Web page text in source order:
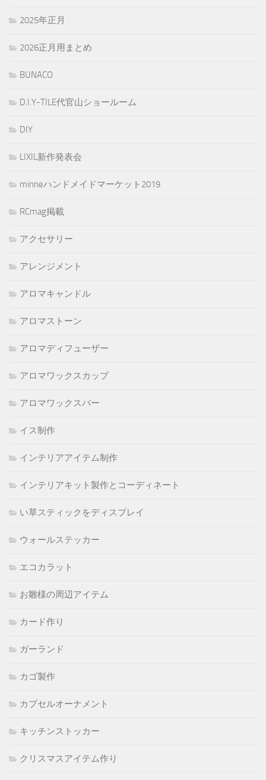
2025年正月
2026正月用まとめ
BUNACO
D.I.Y-TILE代官山ショールーム
DIY
LIXIL新作発表会
minneハンドメイドマーケット2019
RCmag掲載
アクセサリー
アレンジメント
アロマキャンドル
アロマストーン
アロマディフューザー
アロマワックスカップ
アロマワックスバー
イス制作
インテリアアイテム制作
インテリアキット製作とコーディネート
い草スティックをディスプレイ
ウォールステッカー
エコカラット
お雛様の周辺アイテム
カード作り
ガーランド
カゴ製作
カプセルオーナメント
キッチンストッカー
クリスマスアイテム作り